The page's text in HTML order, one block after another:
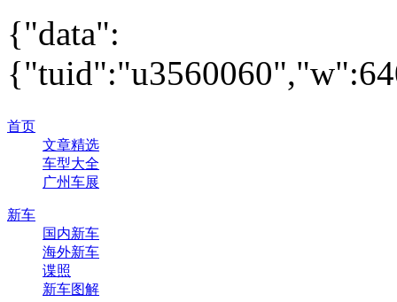
{"data":
首页
文章精选
车型大全
广州车展
新车
国内新车
海外新车
谍照
新车图解